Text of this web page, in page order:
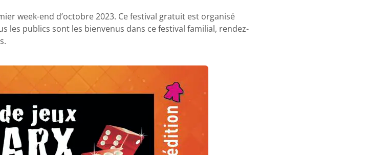
week-end d’octobre 2023. Ce festival gratuit est organisé
les publics sont les bienvenus dans ce festival familial, rendez-